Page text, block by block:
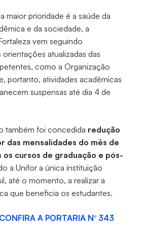
maior prioridade é a saúde da
e da sociedade, a
vem seguindo
atualizadas das
como a Organização
portanto, atividades acadêmicas
suspensas até dia 4 de
também foi concedida redução
das mensalidades do mês de
cursos de graduação e pós-
a Unifor a única instituição
até o momento, a realizar a
que beneficia os estudantes.
A PORTARIA Nº 343